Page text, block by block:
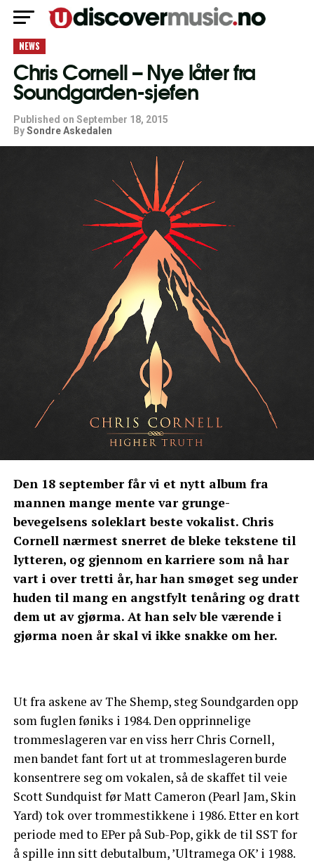
NEWS
Chris Cornell – Nye låter fra
Soundgarden-sjefen
Published on September 18, 2015
By Sondre Askedalen
Den 18 september får vi et nytt album fra
mannen mange mente var grunge-
bevegelsens soleklart beste vokalist. Chris
Cornell nærmest snerret de bleke tekstene til
lytteren, og gjennom en karriere som nå har
vart i over tretti år, har han smøget seg under
huden til mang en angstfylt tenåring og dratt
dem ut av gjørma. At han selv ble værende i
gjørma noen år skal vi ikke snakke om her.
Ut fra askene av The Shemp, steg Soundgarden opp
som fuglen føniks i 1984. Den opprinnelige
trommeslageren var en viss herr Chris Cornell,
men bandet fant fort ut at trommeslageren burde
konsentrere seg om vokalen, så de skaffet til veie
Scott Sundquist før Matt Cameron (Pearl Jam, Skin
Yard) tok over trommestikkene i 1986. Etter en kort
periode med to EPer på Sub-Pop, gikk de til SST for
å spille inn sitt debutalbum, ’Ultramega OK’ i 1988.